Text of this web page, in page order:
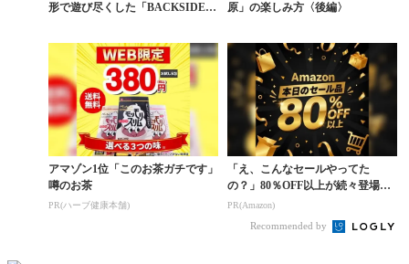
形で遊び尽くした「BACKSIDE S
原」の楽しみ方〈後編〉
アマゾン1位「このお茶ガチです」
噂のお茶
PR(ハーブ健康本舗)
「え、こんなセールやってた
の？」80％OFF以上が続々登場！
Amazonの本気が...
PR(Amazon)
Recommended by